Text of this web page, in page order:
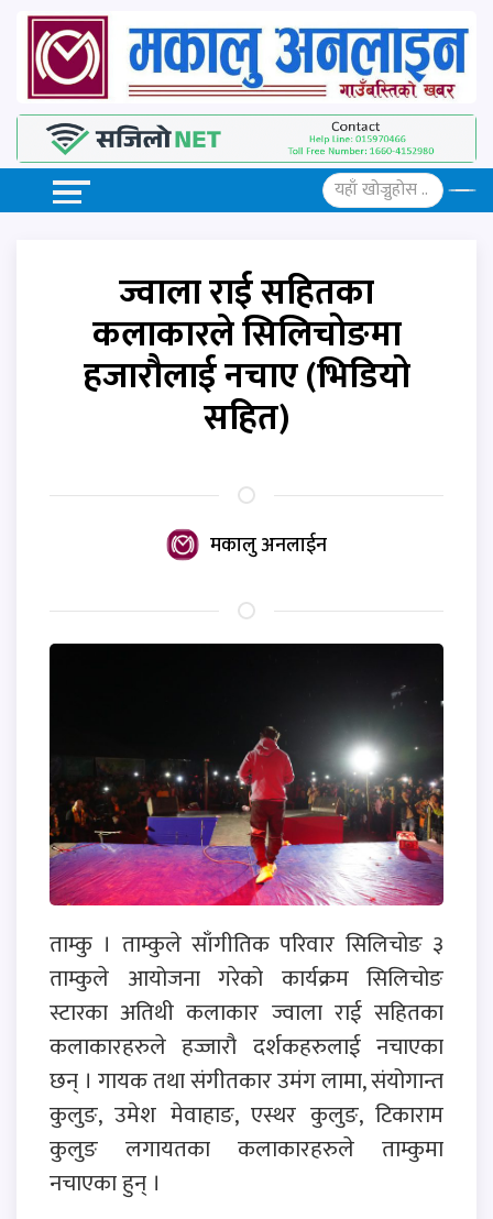
ज्वाला राई सहितका
कलाकारले सिलिचोङमा
हजारौलाई नचाए (भिडियो
सहित)
मकालु अनलाईन
ताम्कु । ताम्कुले साँगीतिक परिवार सिलिचोङ ३
ताम्कुले आयोजना गरेको कार्यक्रम सिलिचोङ
स्टारका अतिथी कलाकार ज्वाला राई सहितका
कलाकारहरुले हज्जारौ दर्शकहरुलाई नचाएका
छन् । गायक तथा संगीतकार उमंग लामा, संयोगान्त
कुलुङ, उमेश मेवाहाङ, एस्थर कुलुङ, टिकाराम
कुलुङ लगायतका कलाकारहरुले ताम्कुमा
नचाएका हुन् ।